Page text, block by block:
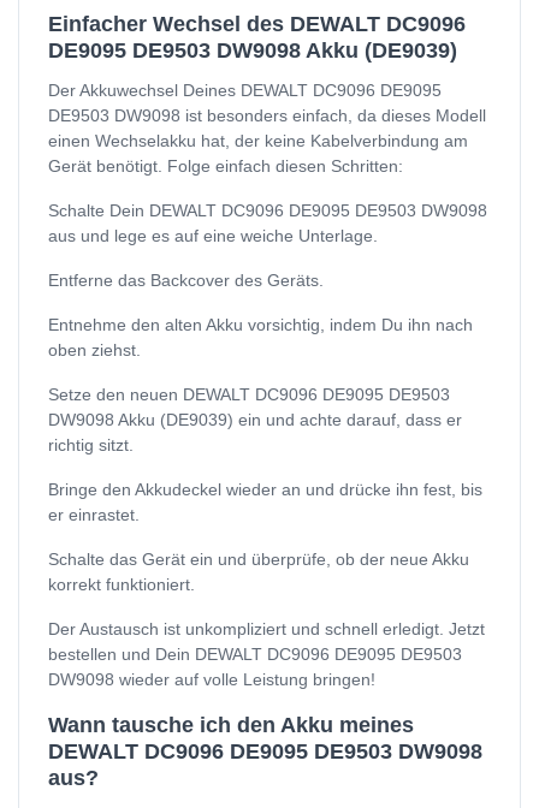
Einfacher Wechsel des DEWALT DC9096
DE9095 DE9503 DW9098 Akku (DE9039)
Der Akkuwechsel Deines DEWALT DC9096 DE9095
DE9503 DW9098 ist besonders einfach, da dieses Modell
einen Wechselakku hat, der keine Kabelverbindung am
Gerät benötigt. Folge einfach diesen Schritten:
Schalte Dein DEWALT DC9096 DE9095 DE9503 DW9098
aus und lege es auf eine weiche Unterlage.
Entferne das Backcover des Geräts.
Entnehme den alten Akku vorsichtig, indem Du ihn nach
oben ziehst.
Setze den neuen DEWALT DC9096 DE9095 DE9503
DW9098 Akku (DE9039) ein und achte darauf, dass er
richtig sitzt.
Bringe den Akkudeckel wieder an und drücke ihn fest, bis
er einrastet.
Schalte das Gerät ein und überprüfe, ob der neue Akku
korrekt funktioniert.
Der Austausch ist unkompliziert und schnell erledigt. Jetzt
bestellen und Dein DEWALT DC9096 DE9095 DE9503
DW9098 wieder auf volle Leistung bringen!
Wann tausche ich den Akku meines
DEWALT DC9096 DE9095 DE9503 DW9098
aus?